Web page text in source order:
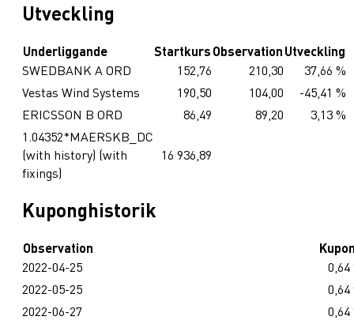
Utveckling
Underliggande StartkursObservationUtveckling
SWEDBANK A ORD
152,76 210,30
37,66 %
Vestas Wind Systems
190,50 104,00
-45,41 %
ERICSSON B ORD
86,49 89,20
3,13 %
1.04352*MAERSKB_DC
(with history) (with
fixings)
16 936,89
Kuponghistorik
Observation
2022-04-25
0,64
2022-05-25
0,64
2022-06-27
0,64